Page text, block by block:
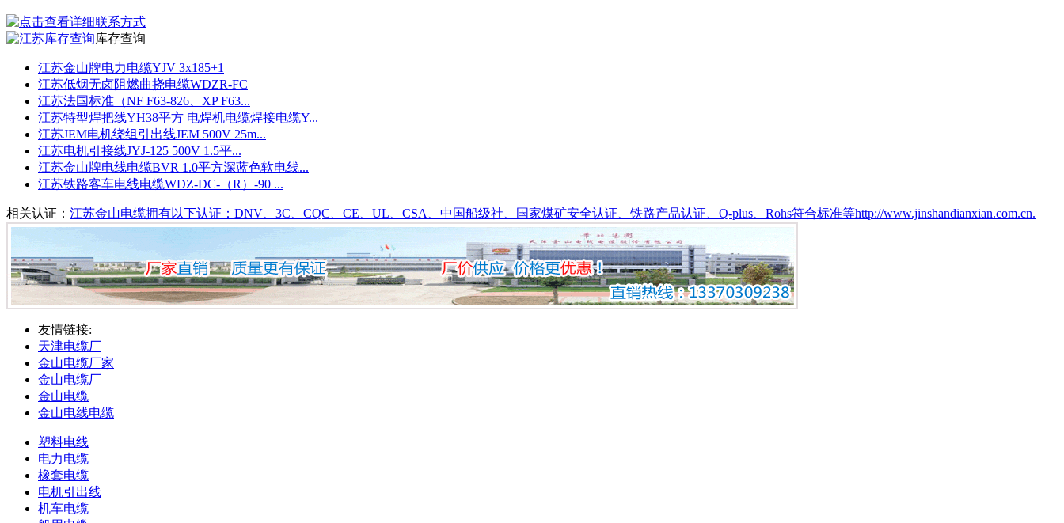
库存查询
江苏金山牌电力电缆YJV 3x185+1
江苏低烟无卤阻燃曲挠电缆WDZR-FC
江苏法国标准（NF F63-826、XP F63...
江苏特型焊把线YH38平方 电焊机电缆焊接电缆Y...
江苏JEM电机绕组引出线JEM 500V 25m...
江苏电机引接线JYJ-125 500V 1.5平...
江苏金山牌电线电缆BVR 1.0平方深蓝色软电线...
江苏铁路客车电线电缆WDZ-DC-（R）-90 ...
相关认证： 江苏金山电缆拥有以下认证：DNV、3C、CQC、CE、UL、CSA、中国船级社、国家煤矿安全认证、铁路产品认证、Q-plus、Rohs符合标准等http://www.jinshandianxian.com.cn.
友情链接:
天津电缆厂
金山电缆厂家
金山电缆厂
金山电缆
金山电线电缆
塑料电线
电力电缆
橡套电缆
电机引出线
机车电缆